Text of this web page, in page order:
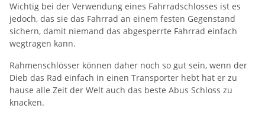
Wichtig bei der Verwendung eines Fahrradschlosses ist es
jedoch, das sie das Fahrrad an einem festen Gegenstand
sichern, damit niemand das abgesperrte Fahrrad einfach
wegtragen kann.
Rahmenschlösser können daher noch so gut sein, wenn der
Dieb das Rad einfach in einen Transporter hebt hat er zu
hause alle Zeit der Welt auch das beste Abus Schloss zu
knacken.